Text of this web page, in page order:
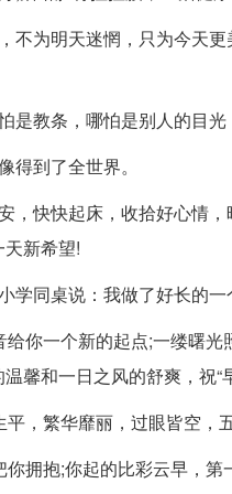
不为明天迷惘，只为今天
是教条，哪怕是别人的目
到了全世界。
，快快起床，收拾好心情
新希望!
同桌说：我做了好长的一
你一个新的起点;一缕曙
馨和一日之风的舒爽，祝“
，繁华靡丽，过眼皆空，
拥抱;你起的比彩云早，